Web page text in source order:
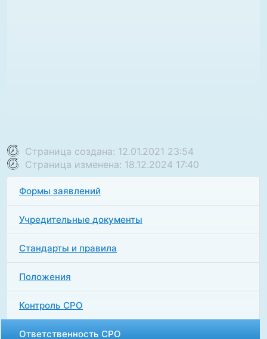
Страница создана: 12.01.2021 23:54
Страница изменена: 18.12.2024 17:40
Формы заявлений
Учредительные документы
Стандарты и правила
Положения
Контроль СРО
Ответственность СРО